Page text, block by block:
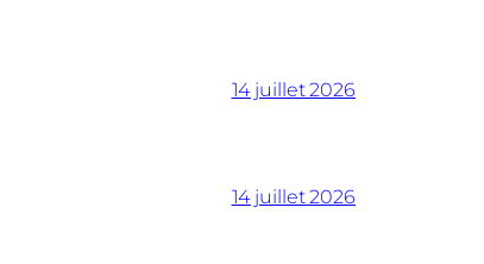
14 juillet 2026
14 juillet 2026